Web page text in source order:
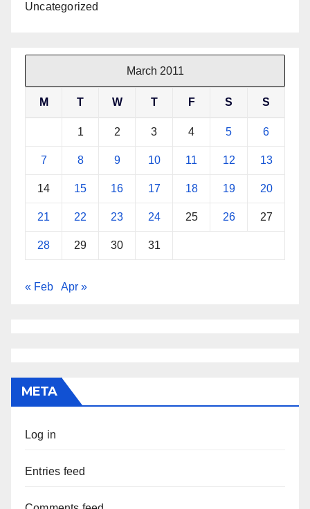
Uncategorized
March 2011
M T W T F S S
1 2 3 4 5 6
7 8 9 10 11 12 13
14 15 16 17 18 19 20
21 22 23 24 25 26 27
28 29 30 31
« Feb Apr »
META
Log in
Entries feed